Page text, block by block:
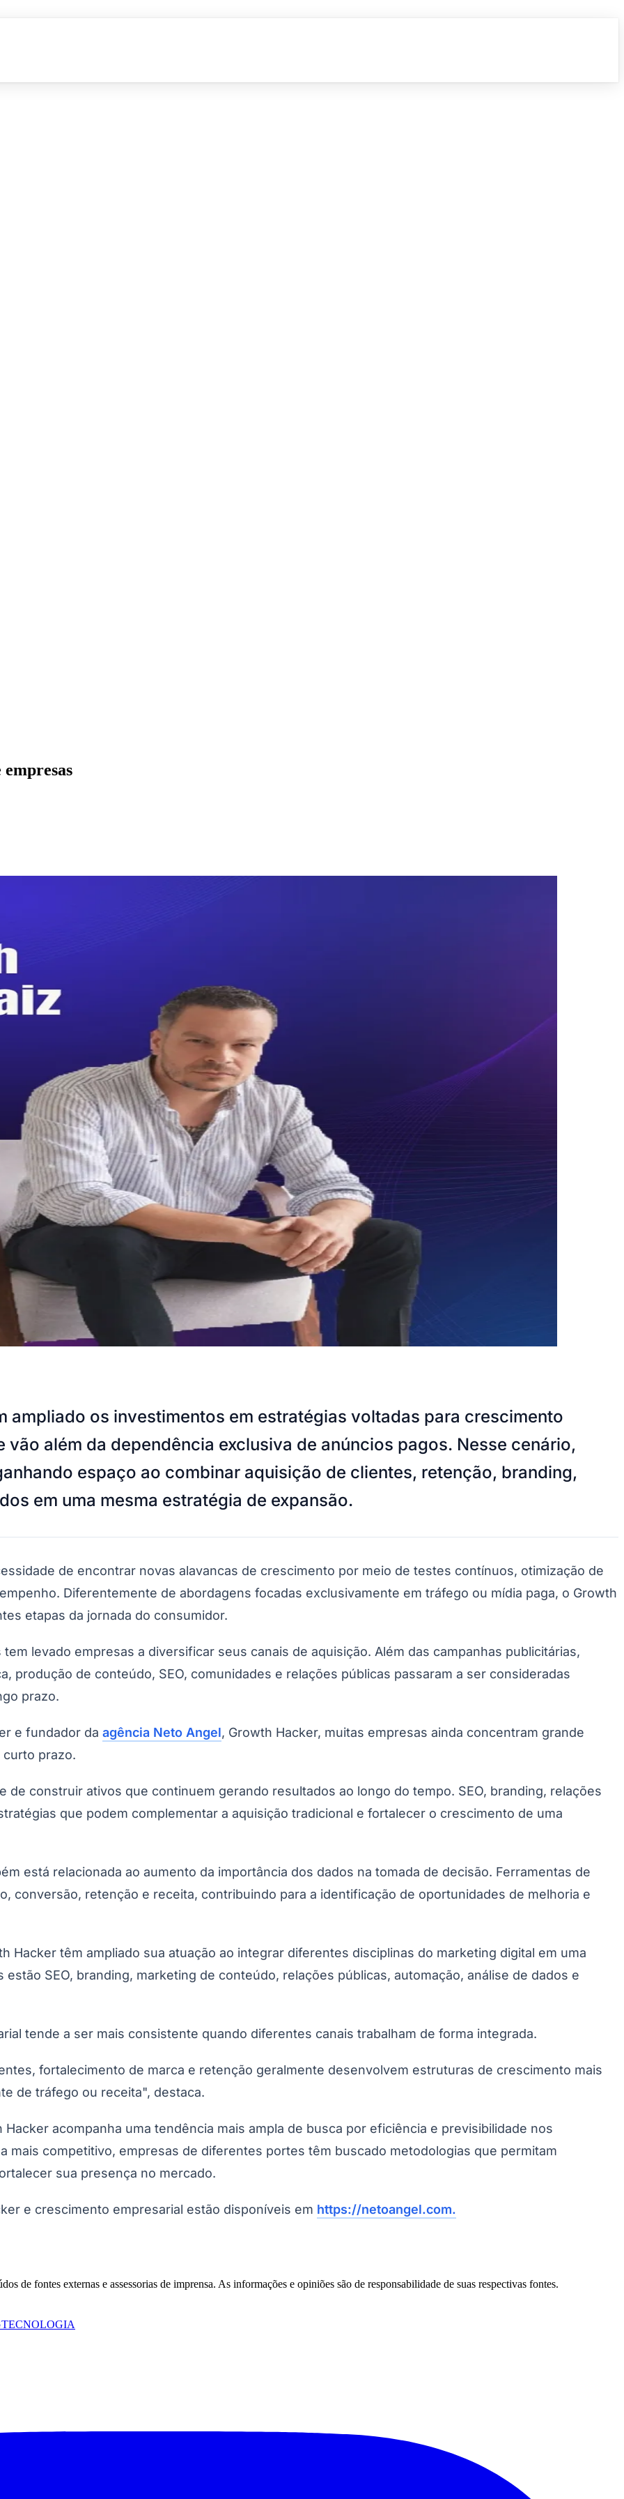
Corinthians Palmeiras
ampliado os investimentos em estratégias voltadas para crescimento
além da dependência exclusiva de anúncios pagos. Nesse cenário,
espaço ao combinar aquisição de clientes, retenção, branding,
em uma mesma estratégia de expansão.
de encontrar novas alavancas de crescimento por meio de testes contínuos, otimização de
Diferentemente de abordagens focadas exclusivamente em tráfego ou mídia paga, o Growth
etapas da jornada do consumidor.
levado empresas a diversificar seus canais de aquisição. Além das campanhas publicitárias,
produção de conteúdo, SEO, comunidades e relações públicas passaram a ser consideradas
prazo.
e fundador da agência Neto Angel, Growth Hacker, muitas empresas ainda concentram grande
prazo.
construir ativos que continuem gerando resultados ao longo do tempo. SEO, branding, relações
que podem complementar a aquisição tradicional e fortalecer o crescimento de uma
está relacionada ao aumento da importância dos dados na tomada de decisão. Ferramentas de
conversão, retenção e receita, contribuindo para a identificação de oportunidades de melhoria e
Hacker têm ampliado sua atuação ao integrar diferentes disciplinas do marketing digital em uma
SEO, branding, marketing de conteúdo, relações públicas, automação, análise de dados e
tende a ser mais consistente quando diferentes canais trabalham de forma integrada.
fortalecimento de marca e retenção geralmente desenvolvem estruturas de crescimento mais
de tráfego ou receita", destaca.
acompanha uma tendência mais ampla de busca por eficiência e previsibilidade nos
mais competitivo, empresas de diferentes portes têm buscado metodologias que permitam
sua presença no mercado.
e crescimento empresarial estão disponíveis em https://netoangel.com.
de fontes externas e assessorias de imprensa. As informações e opiniões são de responsabilidade de suas respectivas fontes.
TECNOLOGIA